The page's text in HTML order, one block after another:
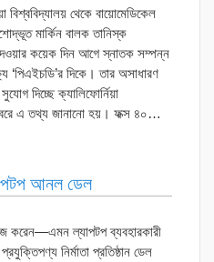
বিশ্ববিদ্যালয় থেকে বায়োমেডিকেল
মার্কিন বালক তানিস্ক
কয়েক দিন আগে স্নাতক সম্পন্ন
‘পিএইচডি’র দিকে। তার অসাধারণ
দিচ্ছে ক্যালিফোর্নিয়া
এ তথ্য জানানো হয়। ফক্স ৪০…
আনল ডেল
করেন—এমন ল্যাপটপ ব্যবহারকারী
নির্মাতা প্রতিষ্ঠান ডেল